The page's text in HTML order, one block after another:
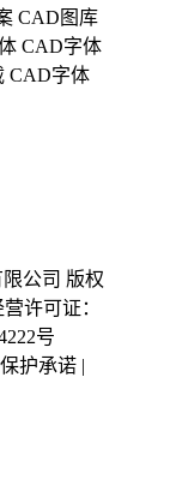
CAD图库
CAD字体
CAD字体
公司 版权
许可证：
号
护承诺 |